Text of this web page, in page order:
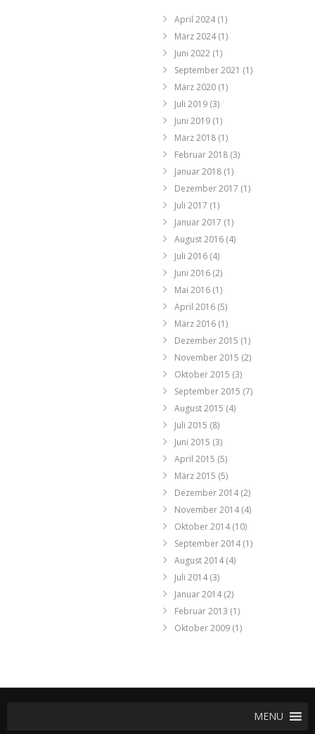
April 2024(1)
März 2024(1)
Juni 2022(1)
September 2021 (1)
März 2020(1)
Juli 2019(3)
Juni 2019(1)
März 2018(1)
Februar 2018(3)
Januar 2018(1)
Dezember 2017 (1)
Juli 2017 (1)
Januar 2017 (1)
August 2016(4)
Juli 2016(4)
Juni 2016(2)
Mai 2016(1)
April 2016(5)
März 2016(1)
Dezember 2015 (1)
November 2015 (2)
Oktober 2015 (3)
September 2015 (7)
August 2015 (4)
Juli 2015 (8)
Juni 2015 (3)
April 2015 (5)
März 2015 (5)
Dezember 2014(2)
November 2014(4)
Oktober 2014(10)
September 2014(1)
August 2014(4)
Juli 2014(3)
Januar 2014(2)
Februar 2013 (1)
Oktober 2009(1)
MENU